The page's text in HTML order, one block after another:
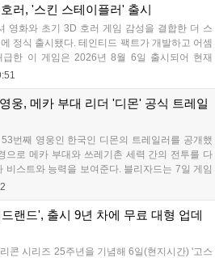
체를 성장시킬 수 있다. 따뜻한 손그림 그
없이 즐길 수 있는 힐링 게임으로 기대를
러, '스킨 스테이플러' 출시
영화와 초기 3D 호러 게임 감성을 결합한 더 스
정식 출시됐다. 테인티드 팩트가 개발하고 어셈
급한 이 게임은 2026년 8월 6일 출시되어 현재
. 캐리언 시티를 배경으로 연쇄살인 사건을 추적
선사한다....
웅, 메카 부대 리더 '디몬' 공식 트레일
번째 영웅인 한국인 디몬의 트레일러를 공개했
으로 메카 부대와 쓰레기촌 세력 간의 전투를 다
비스트와 능력을 보여준다. 블리자드는 7일 게임
으로 10일 시즌4 트레일러를 선보이며, 11일 시
망이다....
랜드', 출시 9년 차에 무료 대형 업데
콘 시리즈 25주년을 기념해 6일(현지시간) '고스